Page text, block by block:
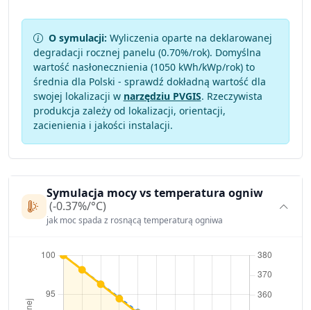
O symulacji: Wyliczenia oparte na deklarowanej
degradacji rocznej panelu (0.70%/rok). Domyślna
wartość nasłonecznienia (1050 kWh/kWp/rok) to
średnia dla Polski - sprawdź dokładną wartość dla
swojej lokalizacji w narzędziu PVGIS. Rzeczywista
produkcja zależy od lokalizacji, orientacji,
zacienienia i jakości instalacji.
Symulacja mocy vs temperatura ogniw
(-0.37%/°C)
jak moc spada z rosnącą temperaturą ogniwa